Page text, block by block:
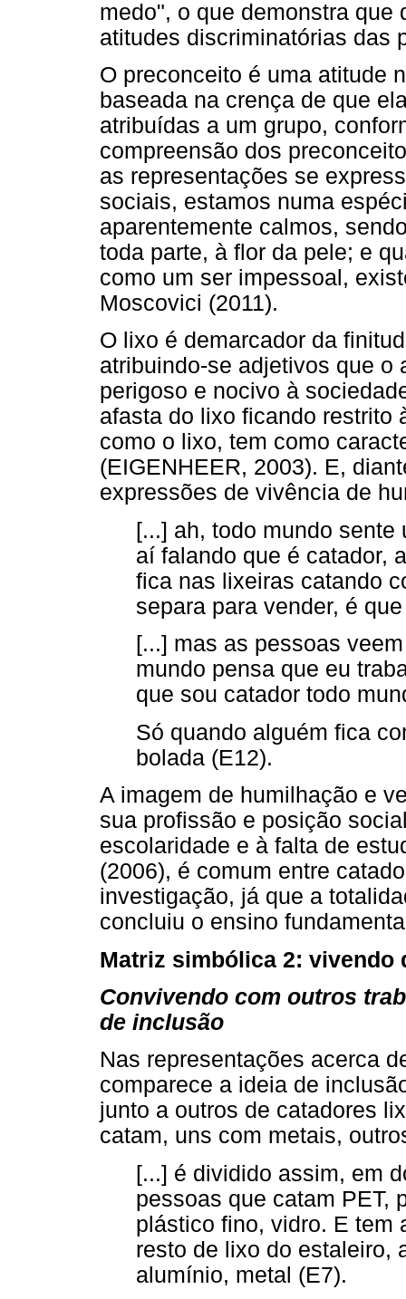
medo", o que demonstra que
atitudes discriminatórias das
O preconceito é uma atitude
baseada na crença de que
atribuídas a um grupo,
compreensão dos
as representações se
sociais, estamos numa
aparentemente calmos,
toda parte, à flor da pele; e
como um ser impessoal,
Moscovici (2011).
O lixo é demarcador da
atribuindo-se adjetivos que o
perigoso e nocivo à
afasta do lixo ficando restrito
como o lixo, tem como
(EIGENHEER, 2003). E,
expressões de vivência de
[...] ah, todo mundo
aí falando que é catador,
fica nas lixeiras catando
separa para vender, é
[...] mas as pessoas
mundo pensa que eu
que sou catador todo
Só quando alguém fica
bolada (E12).
A imagem de humilhação e
sua profissão e posição
escolaridade e à falta de
(2006), é comum entre
investigação, já que a
concluiu o ensino
Matriz simbólica 2:
Convivendo com outros
de inclusão
Nas representações acerca
comparece a ideia de
junto a outros de catadores
catam, uns com metais,
[...] é dividido assim, em
pessoas que catam PET,
plástico fino, vidro. E tem
resto de lixo do estaleiro,
alumínio, metal (E7).